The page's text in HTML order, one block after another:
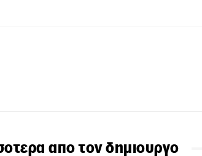
απο τον δημιουργο